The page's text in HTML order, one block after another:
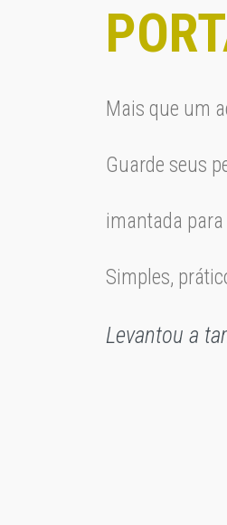
Mais que um
Guarde seus
imantada
Simples,
Levantou a